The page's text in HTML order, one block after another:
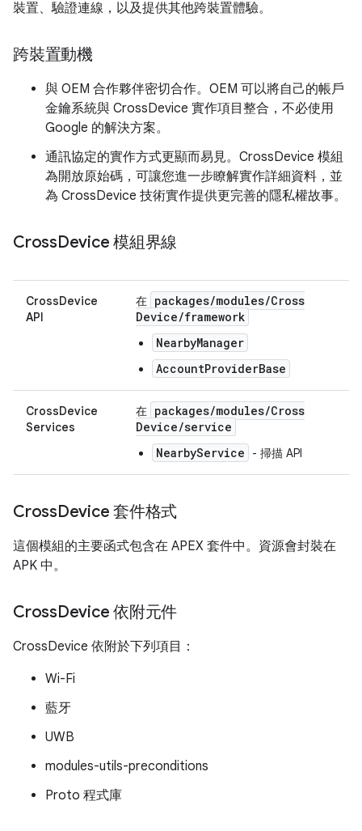
裝置、驗證連線，以及提供其他跨裝置體驗。
跨裝置動機
與 OEM 合作夥伴密切合作。OEM 可以將自己的帳戶
金鑰系統與 CrossDevice 實作項目整合，不必使用
Google 的解決方案。
通訊協定的實作方式更顯而易見。CrossDevice 模組
為開放原始碼，可讓您進一步瞭解實作詳細資料，並
為 CrossDevice 技術實作提供更完善的隱私權故事。
CrossDevice 模組界線
CrossDevice
API
在 packages/modules/Cross
Device/framework
NearbyManager
AccountProviderBase
CrossDevice
Services
在 packages/modules/Cross
Device/service
NearbyService
- 掃描 API
CrossDevice 套件格式
這個模組的主要函式包含在 APEX 套件中。資源會封裝在
APK 中。
CrossDevice 依附元件
CrossDevice 依附於下列項目：
Wi-Fi
藍牙
UWB
modules-utils-preconditions
Proto 程式庫